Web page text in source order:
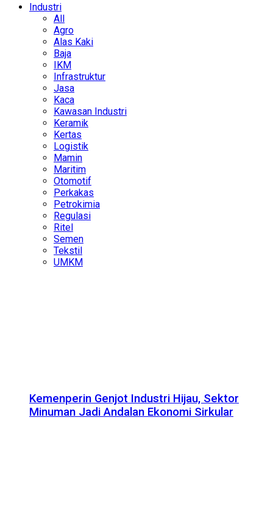
Industri
All
Agro
Alas Kaki
Baja
IKM
Infrastruktur
Jasa
Kaca
Kawasan Industri
Keramik
Kertas
Logistik
Mamin
Maritim
Otomotif
Perkakas
Petrokimia
Regulasi
Ritel
Semen
Tekstil
UMKM
Kemenperin Genjot Industri Hijau, Sektor
Minuman Jadi Andalan Ekonomi Sirkular